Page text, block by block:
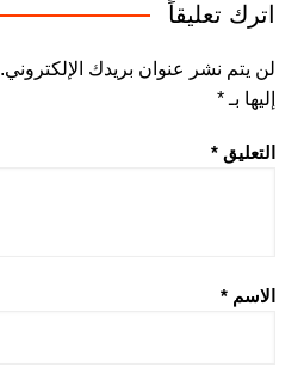
اترك تعليقاً
لن يتم نشر عنوان بريدك الإلكتروني.
إليها بـ *
التعليق *
الاسم *